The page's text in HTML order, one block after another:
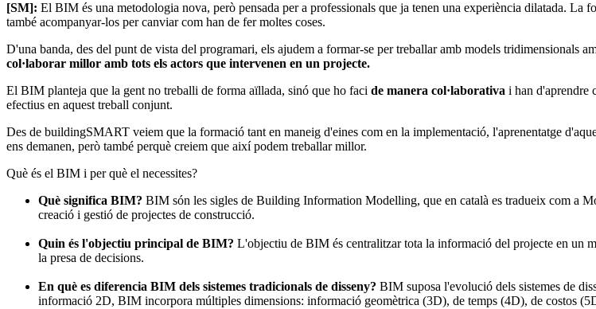
[SM]: El BIM és una metodologia nova, però pensada per a professionals que ja tenen una experiència dilatada. La
també acompanyar-los per canviar com han de fer moltes coses.
D'una banda, des del punt de vista del programari, els ajudem a formar-se per treballar amb models tridimensionals
col·laborar millor amb tots els actors que intervenen en un projecte.
El BIM planteja que la gent no treballi de forma aïllada, sinó que ho faci de manera col·laborativa i han d'aprendre
efectius en aquest treball conjunt.
Des de buildingSMART veiem que la formació tant en maneig d'eines com en la implementació, l'aprenentatge
ens demanen, però també perquè creiem que així podem treballar millor.
Què és el BIM i per què el necessites?
Què significa BIM? BIM són les sigles de Building Information Modelling, que en català es tradueix com a
creació i gestió de projectes de construcció.
Quin és l'objectiu principal de BIM? L'objectiu de BIM és centralitzar tota la informació del projecte en un
la presa de decisions.
En què es diferencia BIM dels sistemes tradicionals de disseny? BIM suposa l'evolució dels sistemes de
informació 2D, BIM incorpora múltiples dimensions: informació geomètrica (3D), de temps (4D), de costos